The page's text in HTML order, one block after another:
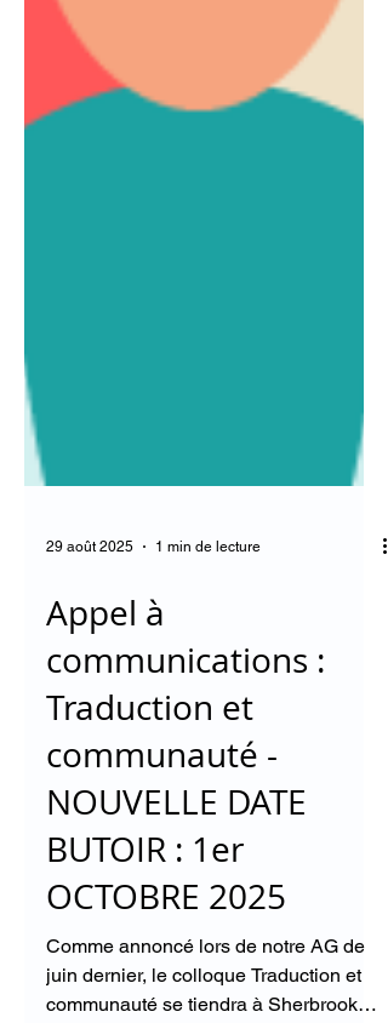
Appel à
communications :
Traduction et
communauté -
NOUVELLE DATE
BUTOIR : 1er
OCTOBRE 2025
Comme annoncé lors de notre AG de
juin dernier, le colloque Traduction et